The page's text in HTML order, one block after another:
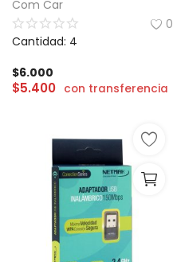
Com Car
0
Cantidad: 4
$6.000
$5.400 con transferencia